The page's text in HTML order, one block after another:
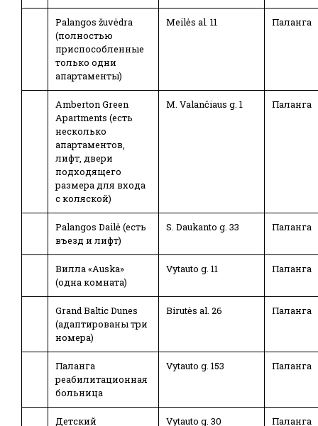
Palangos žuvėdra
(полностью
приспособленные
только одни
апартаменты)
Meilės al. 11 Паланга
Amberton Green
Apartments (есть
несколько
апартаментов,
лифт, двери
подходящего
размера для входа
с коляской)
M. Valančiaus g. 1 Паланга
Palangos Dailė (есть
въезд и лифт)
S. Daukanto g. 33 Паланга
Вилла «Auska»
(одна комната)
Vytauto g. 11 Паланга
Grand Baltic Dunes
(адаптированы три
номера)
Birutės al. 26 Паланга
Паланга
реабилитационная
больница
Vytauto g. 153 Паланга
Детский Vytauto g. 30 Паланга